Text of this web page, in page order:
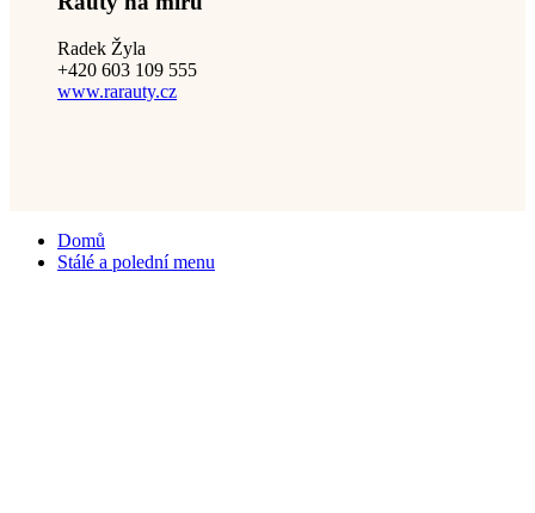
Radek Žyla
+420 603 109 555
www.rarauty.cz
Domů
Stálé a polední menu